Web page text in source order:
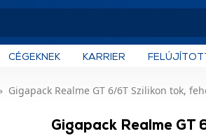
CÉGEKNEK KARRIER
Gigapack Realme GT 6/6T Szilikon tok,
Gigapack Realme GT